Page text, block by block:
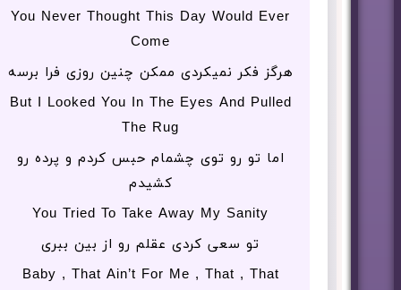
You Never Thought This Day Would Ever
Come
هرگز فکر نمیکردی ممکن چنین روزی فرا برسه
But I Looked You In The Eyes And Pulled
The Rug
اما تو رو توی چشمام حبس کردم و پرده رو
کشیدم
You Tried To Take Away My Sanity
تو سعی کردی عقلم رو از بین ببری
Baby , That Ain’t For Me , That , That